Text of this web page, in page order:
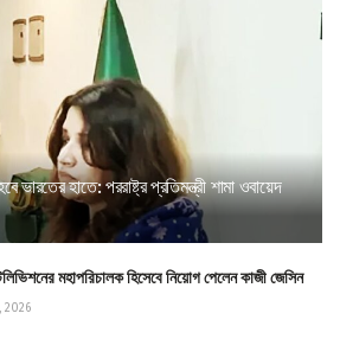
ভারতের হাতে: পররাষ্ট্র প্রতিমন্ত্রী শামা ওবায়েদ
মহাপরিচালক হিসেবে নিয়োগ পেলেন কাজী জেসিন
2026